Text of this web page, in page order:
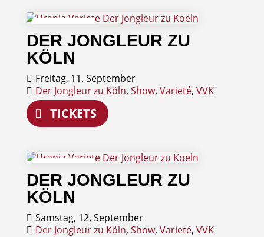
11
September
DER JONGLEUR ZU
KÖLN
Freitag, 11. September
Der Jongleur zu Köln, Show, Varieté, VVK
TICKETS
12
September
DER JONGLEUR ZU
KÖLN
Samstag, 12. September
Der Jongleur zu Köln, Show, Varieté, VVK